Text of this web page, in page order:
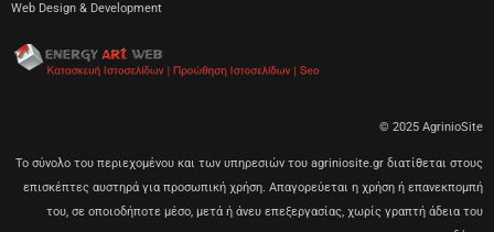
Web Design & Development
© 2025 AgrinioSite
Το σύνολο του περιεχομένου και των υπηρεσιών του agriniosite.gr διατίθεται στους
επισκέπτες αυστηρά για προσωπική χρήση. Απαγορεύεται η χρήση ή επανεκπομπή
του, σε οποιοδήποτε μέσο, μετά ή άνευ επεξεργασίας, χωρίς γραπτή άδεια του